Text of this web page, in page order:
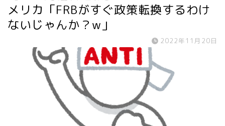
メリカ「FRBがすぐ政策転換するわけ
ないじゃんか？w」
2022年11月20日